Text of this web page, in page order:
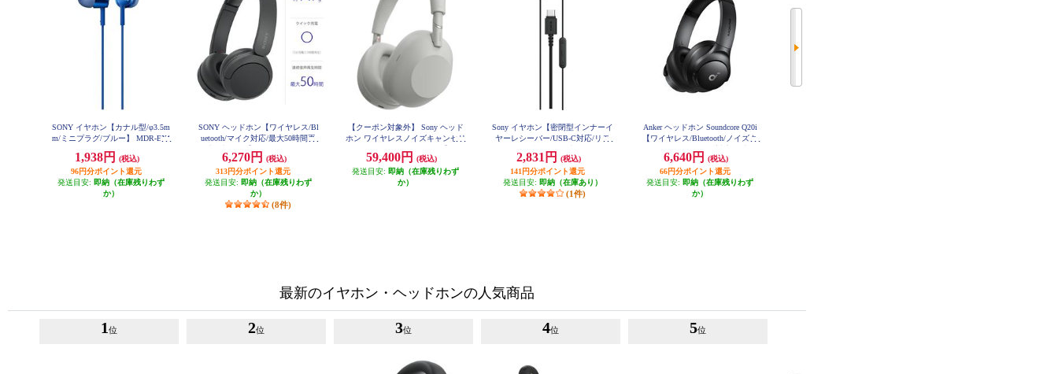
SONY イヤホン【カナル型/φ3.5m
m/ミニプラグ/ブルー】 MDR-EX1
1,938円
(税込)
96円分ポイント還元
発送目安: 即納（在庫残りわず
か）
SONY ヘッドホン【ワイヤレス/Bl
uetooth/マイク対応/最大50時間再
6,270円
(税込)
313円分ポイント還元
発送目安: 即納（在庫残りわず
か）
(8件)
【クーポン対象外】 Sony ヘッド
ホン ワイヤレスノイズキャンセリ
ooth/ハイレゾ対応 /リモコン・マ
イク対応 /プラチナシルバー】 WH
-1000XM6-SM
59,400円
(税込)
発送目安: 即納（在庫残りわず
か）
Sony イヤホン【密閉型インナーイ
ヤーレシーバー/USB-C対応/リモ
mm小型ドライバー搭載/ブラッ
ク】 IER-EX15CBZ
2,831円
(税込)
141円分ポイント還元
発送目安: 即納（在庫あり）
(1件)
Anker ヘッドホン Soundcore Q20i
【ワイヤレス/Bluetooth/ノイズキ
時間再生/ブラック】 A3004Z11
6,640円
(税込)
66円分ポイント還元
発送目安: 即納（在庫残りわず
か）
最新のイヤホン・ヘッドホンの人気商品
1 位 2位 3位 4位 5位